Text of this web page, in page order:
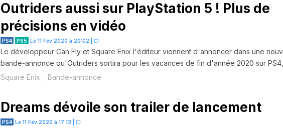
Outriders aussi sur PlayStation 5 ! Plus de
précisions en vidéo
PS4 PS5 Le 11 Fév 2020 à 20:02
Le développeur Can Fly et Square Enix l'éditeur viennent d'annoncer dans une
bande-annonce qu'Outriders sortira pour les vacances de fin d'année 2020 sur
PS5, PC, Xbox One et Xbox Series X.
Square Enix Bande-annonce
Dreams dévoile son trailer de lancement
PS4 Le 11 Fév 2020 à 17:13